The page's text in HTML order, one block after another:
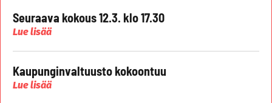
Seuraava kokous 12.3. klo 17.30
Lue lisää
Kaupunginvaltuusto kokoontuu
Lue lisää